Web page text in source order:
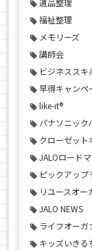
遺品整理
福祉整理
メモリーズ
講師会
ビジネススキ
早得キャンペ
like-it®
パナソニック
クローゼット
JALOロード
ピックアッ
リユースオー
JALO NEWS
ライフオーガ
キッズいき